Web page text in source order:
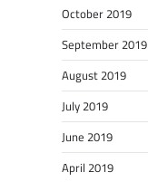
October 2019
September 2019
August 2019
July 2019
June 2019
April 2019